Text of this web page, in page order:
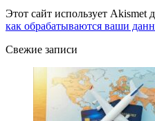
Этот сайт использует Akismet
как обрабатываются ваши
Свежие записи